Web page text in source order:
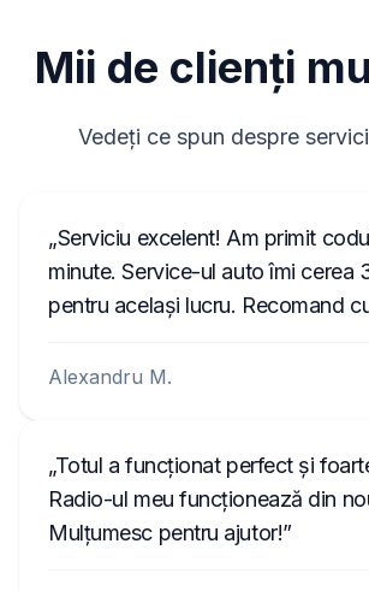
90145
АЗС023142000100003534
1023R123456
Mii de clienți
Vedeți ce spun despre
Serviciu excelent! Am primit
minute. Service-ul auto îmi cerea
pentru același lucru. Recomand
Alexandru M.
Totul a funcționat perfect și
Radio-ul meu funcționează din
Mulțumesc pentru ajutor!